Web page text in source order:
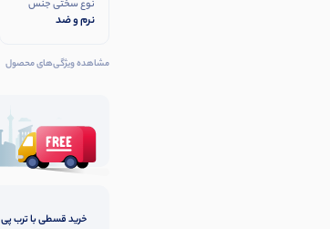
نوع سختی جنس
نرم و ضد
مشاهده ویژگی‌های محصول
خرید قسطی با ترب پی